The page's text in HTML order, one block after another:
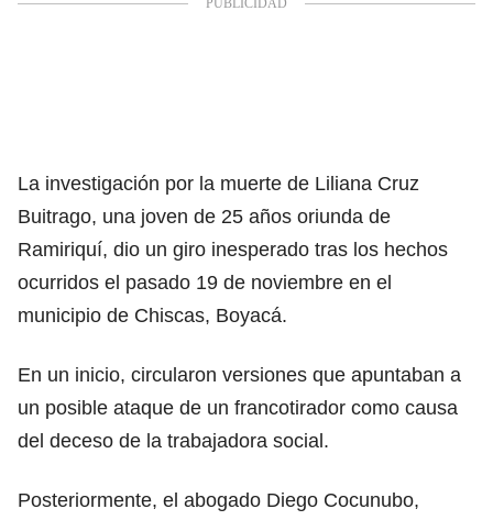
La investigación por la muerte de Liliana Cruz
Buitrago, una joven de 25 años oriunda de
Ramiriquí, dio un giro inesperado tras los hechos
ocurridos el pasado 19 de noviembre en el
municipio de Chiscas, Boyacá.
En un inicio, circularon versiones que apuntaban a
un posible ataque de un francotirador como causa
del deceso de la trabajadora social.
Posteriormente, el abogado Diego Cocunubo,